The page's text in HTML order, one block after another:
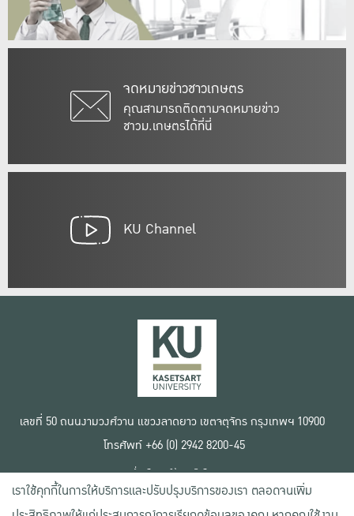
จดหมายข่าวชาวเกษตร
คุณสามารถติดตามจดหมายข่าว
ชาวม.เกษตรได้ที่นี่
KU Channel
เลขที่ 50 ถนนงามวงศ์วาน แขวงลาดยาว เขตจตุจักร กรุงเทพฯ 10900
โทรศัพท์ +66 (0) 2942 8200-45
เงื่อนไขการใช้งานเว็บไซต์
ข้อตกลงด้านสิทธิ์ใช้งาน
นโยบายความเป็นส่วนตัว
เราใช้คุกกี้ในการให้บริการและปรับปรุงบริการของเรา ตลอดจนเพิ่ม